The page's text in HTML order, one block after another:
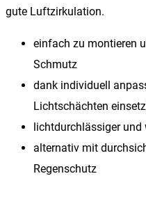
gute Luftzirkulation.
einfach zu montieren
Schmutz
dank individuell
Lichtschächten
lichtdurchlässiger
alternativ mit
Regenschutz